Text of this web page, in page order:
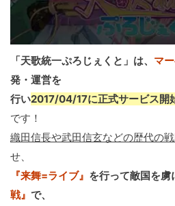
「天歌統一ぷろじぇくと」は、 マ
発・運営を
行い2017/04/17に正式サービス開
です！
織田信長や武田信玄などの歴代の
せ、
『来舞=ライブ』 を行って敵国を虜
戦』 で、